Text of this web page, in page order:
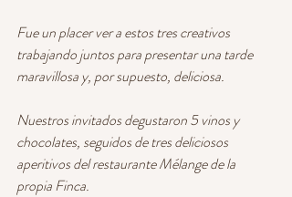
Fue un placer ver a estos tres creativos
trabajando juntos para presentar una tarde
maravillosa y, por supuesto, deliciosa.
Nuestros invitados degustaron 5 vinos y
chocolates, seguidos de tres deliciosos
aperitivos del restaurante Mélange de la
propia Finca.